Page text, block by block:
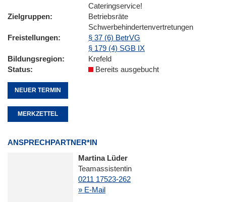
Cateringservice!
Zielgruppen
Betriebsräte
Schwerbehindertenvertretungen
Freistellungen
§ 37 (6) BetrVG
§ 179 (4) SGB IX
Bildungsregion
Krefeld
Status
Bereits ausgebucht
NEUER TERMIN
MERKZETTEL
ANSPRECHPARTNER*IN
Martina Lüder
Teamassistentin
0211 17523-262
» E-Mail